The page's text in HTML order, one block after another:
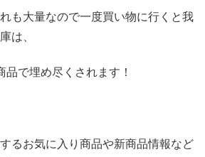
も大量なので一度買い物に行くと我
は、
品で埋め尽くされます！
るお気に入り商品や新商品情報など